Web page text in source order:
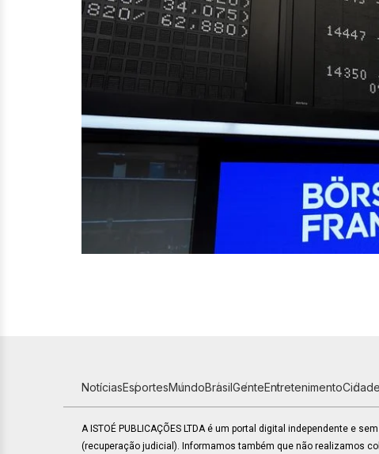
NotíciasEsportesMundoBrasilGenteEntretenimento
A ISTOÉ PUBLICAÇÕES LTDA é um portal digital independente e
(recuperação judicial). Informamos também que não realizamos